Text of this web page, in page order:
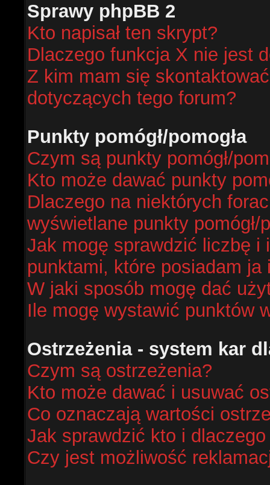
Sprawy phpBB 2
Kto napisał ten skrypt?
Dlaczego funkcja X nie jest
Z kim mam się
dotyczących tego forum?
Punkty pomógł/pomogła
Czym są punkty pomógł/
Kto może dawać punkty
Dlaczego na niektórych
wyświetlane punkty pomógł/
Jak mogę sprawdzić liczbę i
punktami, które posiadam
W jaki sposób mogę dać
Ile mogę wystawić punktów
Ostrzeżenia - system kar
Czym są ostrzeżenia?
Kto może dawać i usuwać
Co oznaczają wartości
Jak sprawdzić kto i dlaczego
Czy jest możliwość